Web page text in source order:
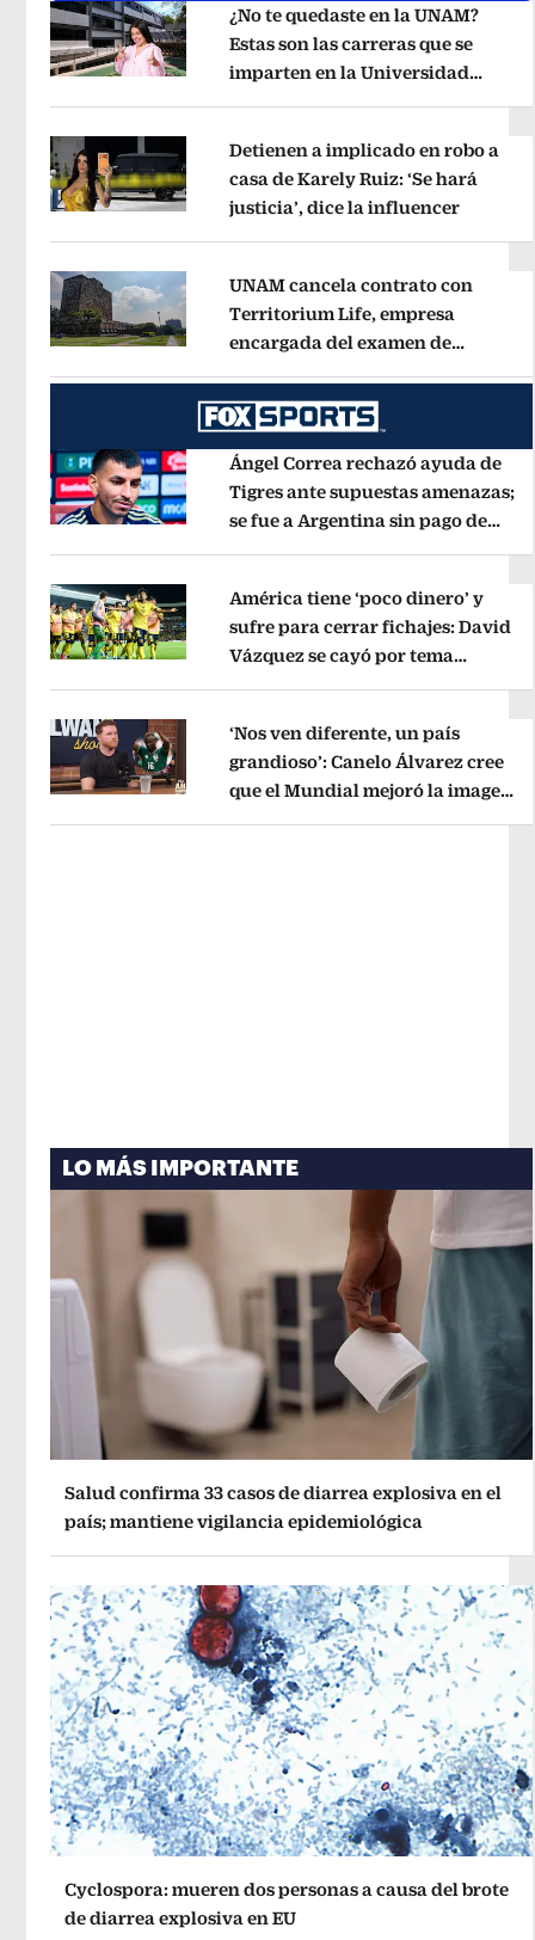
¿No te quedaste en la UNAM?
Estas son las carreras que se
imparten en la Universidad
Detienen a implicado en robo a
casa de Karely Ruiz: ‘Se hará
justicia’, dice la influencerOpens
UNAM cancela contrato con
Territorium Life, empresa
encargada del examen de
Ángel Correa rechazó ayuda de
Tigres ante supuestas amenazas;
se fue a Argentina sin pago de
América tiene ‘poco dinero’ y
sufre para cerrar fichajes: David
Vázquez se cayó por tema
‘Nos ven diferente, un país
grandioso’: Canelo Álvarez cree
que el Mundial mejoró la imagen
LO MÁS IMPORTANTE
Salud confirma 33 casos de diarrea explosiva en el
país; mantiene vigilancia epidemiológica
Cyclospora: mueren dos personas a causa del brote
de diarrea explosiva en EU